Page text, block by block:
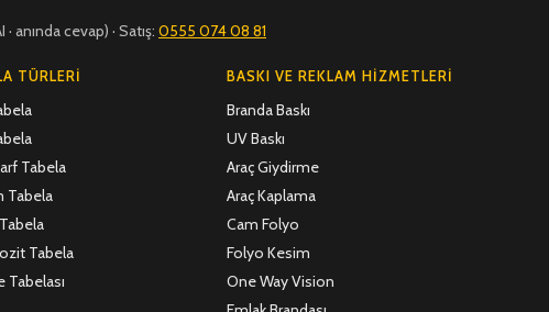
· anında cevap) · Satış: 0555 074 08 81
TÜRLERI
Tabela
Tabela
Tabela
Tabelası
BASKI VE REKLAM HIZMETLERI
Branda Baskı
UV Baskı
Araç Giydirme
Araç Kaplama
Cam Folyo
Folyo Kesim
One Way Vision